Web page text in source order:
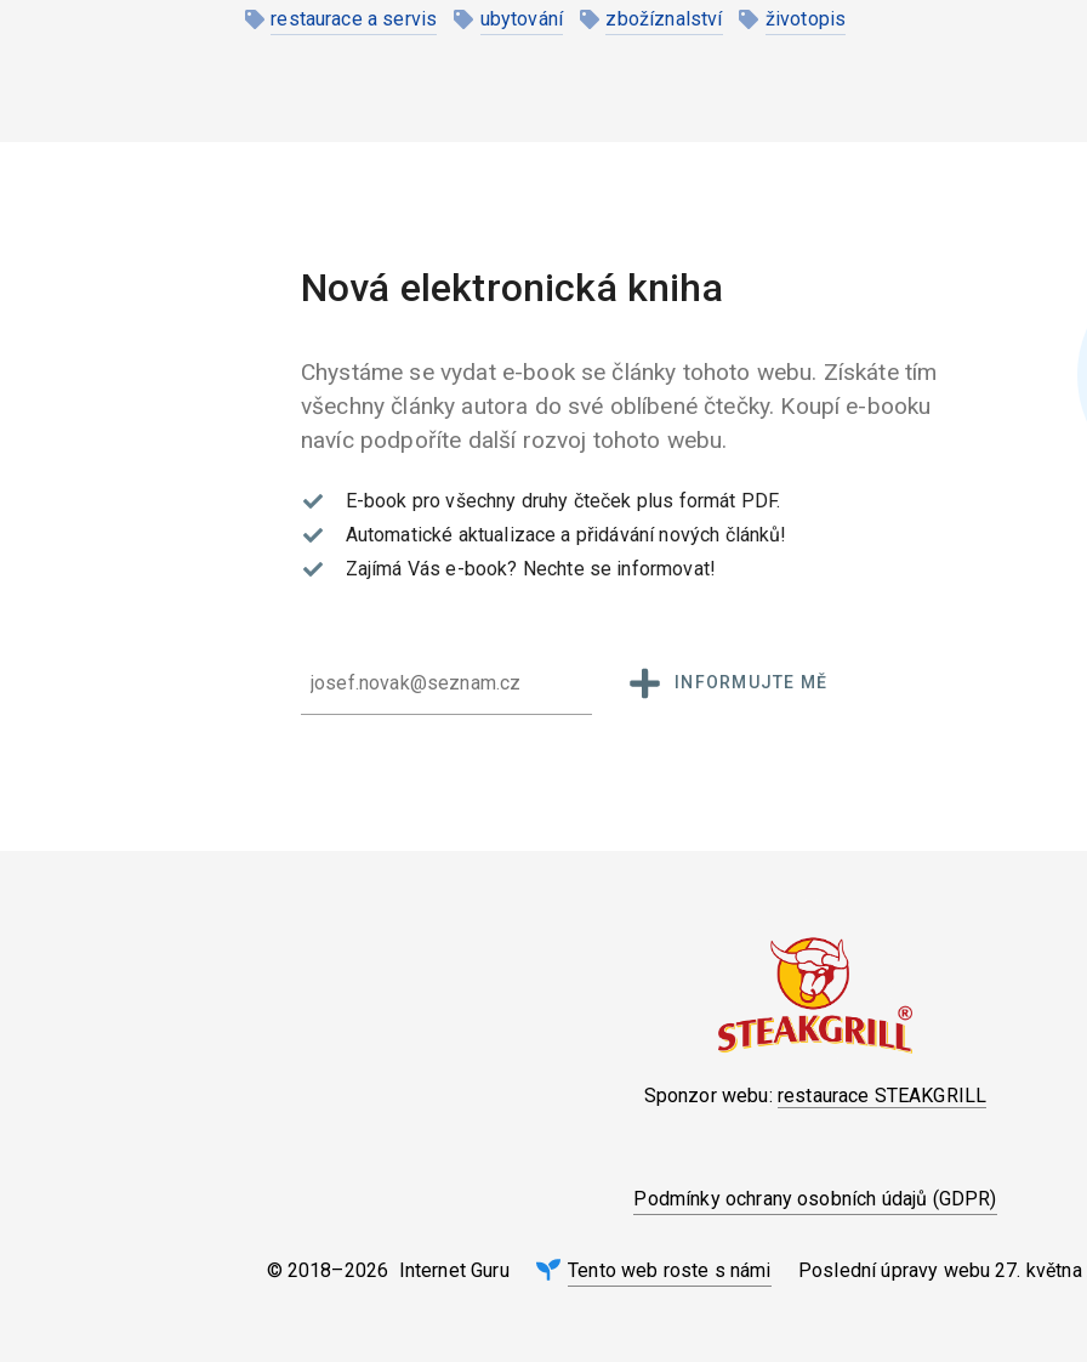
restaurace a servis
ubytování zbožíznalství životopis
Nová elektronická kniha
Chystáme se vydat e-book se články tohoto webu. Získáte tím
všechny články autora do své oblíbené čtečky. Koupí e-booku
navíc podpoříte další rozvoj tohoto webu.
E-book pro všechny druhy čteček plus formát PDF.
Automatické aktualizace a přidávání nových článků!
Zajímá Vás e-book? Nechte se informovat!
INFORMUJTE MĚ
Sponzor webu: restaurace STEAKGRILL
Podmínky ochrany osobních údajů (GDPR)
© 2018–2026 Internet Guru Tento web roste s námi Poslední úpravy webu 27. května